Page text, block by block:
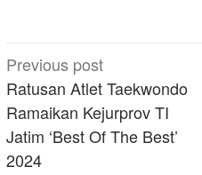
Post
navigation
Previous post
Ratusan Atlet Taekwondo
Ramaikan Kejurprov TI
Jatim ‘Best Of The Best’
2024